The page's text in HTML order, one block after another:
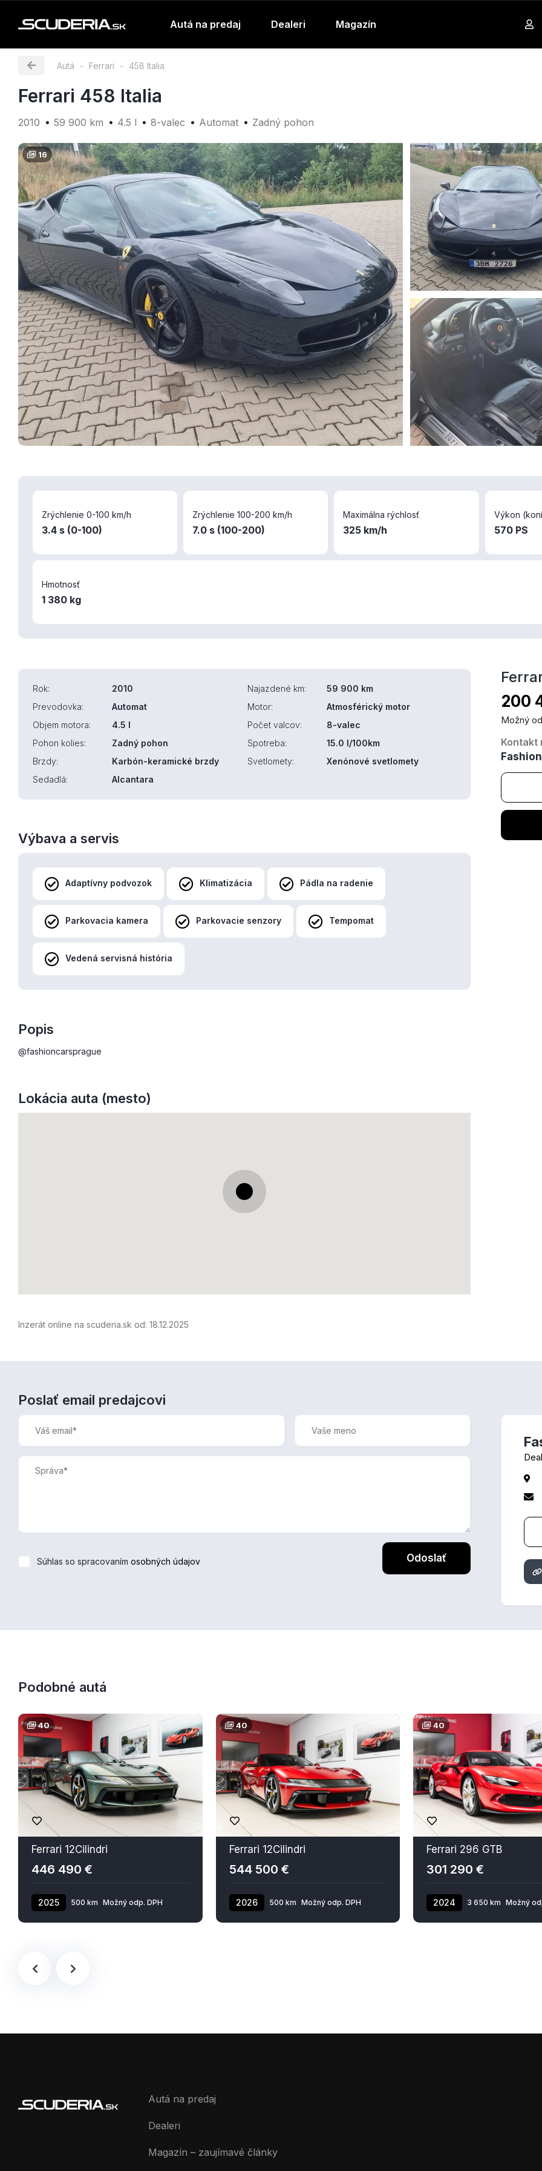
Autá na predaj Dealeri Magazín
Autá Ferrari 458 Italia
Ferrari 458 Italia
2010 59 900 km 4.5 l 8-valec Automat Zadný pohon
16
Zrýchlenie 0-100 km/h
3.4 s (0-100)
Zrýchlenie 100-200 km/h
7.0 s (100-200)
Maximálna rýchlosť
325 km/h
Výkon
570 PS
Hmotnosť
1 380 kg
Rok: 2010 Najazdené km:
59 900 km
Prevodovka:
Automat Motor:
Atmosférický motor
Objem motora:
4.5 l Počet valcov:
8-valec
Pohon kolies:
Zadný pohon Spotreba:
15.0 l/100km
Brzdy:
Karbón-keramické brzdy Svetlomety:
Xenónové svetlomety
Sedadlá:
Alcantara
Výbava a servis
Adaptívny podvozok Klimatizácia Pádla na radenie
Parkovacia kamera Parkovacie senzory Tempomat
Vedená servisná história
Popis
@fashioncarsprague
Lokácia auta (mesto)
Inzerát online na scuderia.sk od: 18.12.2025
200
Možný
Kontakt
Poslať email predajcovi
Súhlas so spracovaním osobných údajov Odoslať
Podobné autá
40
Ferrari 12Cilindri
446 490 €
2025 500 km Možný odp. DPH
40
Ferrari 12Cilindri
544 500 €
2026 500 km Možný odp. DPH
40
Ferrari 296 GTB
301 290 €
2024 3 650 km Možný
Autá na predaj
Dealeri
Magazín – zaujímavé články